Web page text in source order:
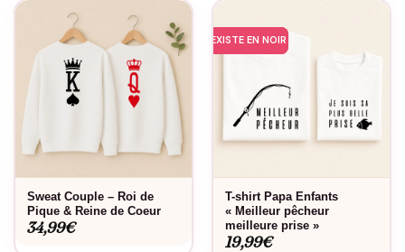
Sweat Couple – Roi de
Pique & Reine de Coeur
34,99€
EXISTE EN NOIR
T-shirt Papa Enfants
« Meilleur pêcheur
meilleure prise »
19,99€